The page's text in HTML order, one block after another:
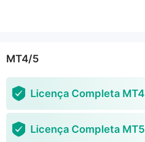
MT4/5
Licença Completa MT4
Licença Completa MT5